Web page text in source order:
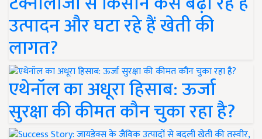
उत्पादन और घटा रहे हैं खेती की
लागत?
एथेनॉल का अधूरा हिसाब: ऊर्जा
सुरक्षा की कीमत कौन चुका रहा है?